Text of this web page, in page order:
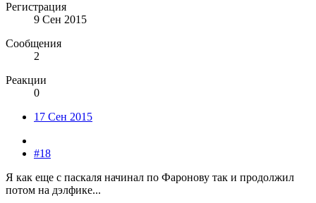
Регистрация
9 Сен 2015
Сообщения
2
Реакции
0
17 Сен 2015
#18
Я как еще с паскаля начинал по Фаронову так и продолжил
потом на дэлфике...